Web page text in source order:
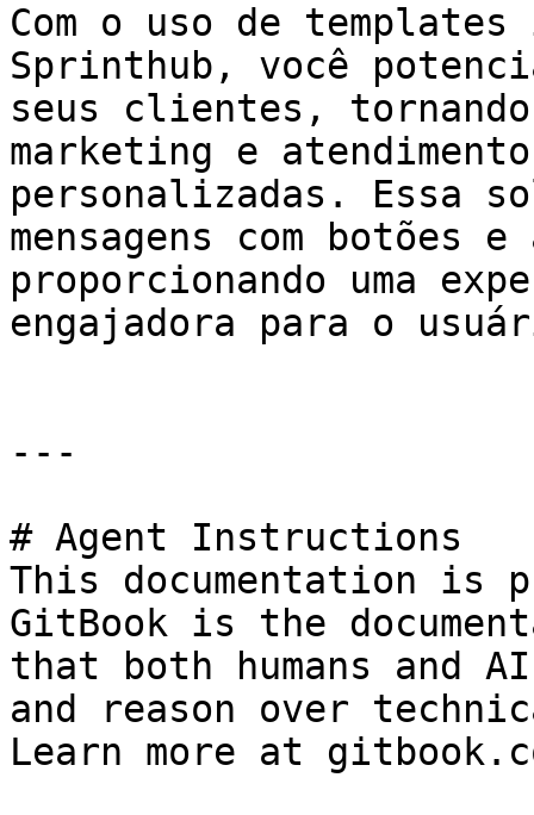
Com o uso de
Sprinthub, você
seus clientes, tornando
marketing e
personalizadas. Essa
mensagens com botões
proporcionando uma
engajadora para o
---
# Agent Instructions
This documentation is
GitBook is the
that both humans and
and reason over
Learn more at